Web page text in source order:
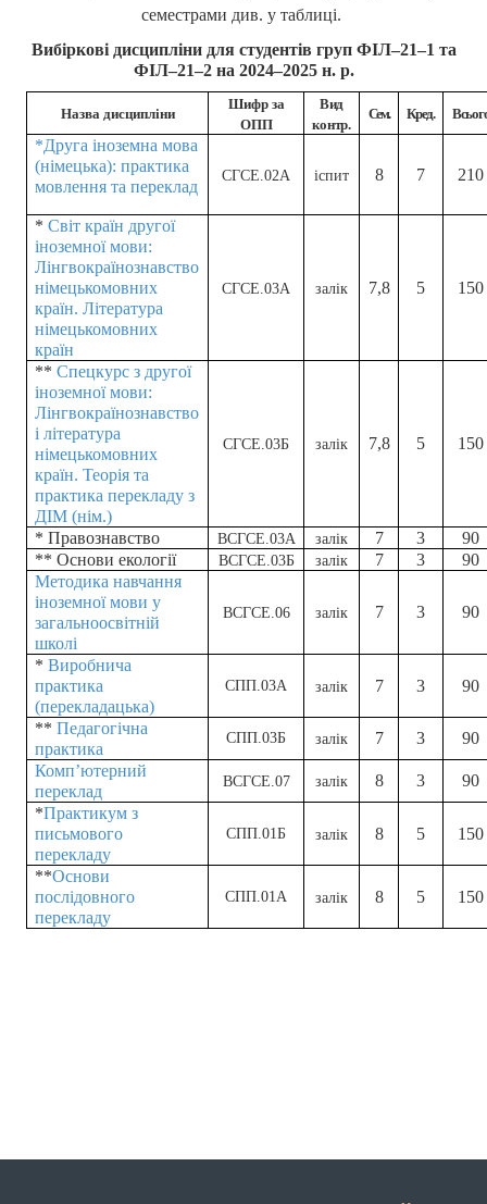
семестрами див. у таблиці.
Вибіркові дисципліни для студентів груп ФІЛ–21–1 та
ФІЛ–21–2 на 2024–2025 н. р.
Назва дисципліни
Шифр за
ОПП
Вид
контр.
Сем. Кред.
*Друга іноземна мова
(німецька): практика
мовлення та переклад
СГСЕ.02А іспит 8 7 210
*Світ країн другої
іноземної мови:
Лінгвокраїнознавство
німецькомовних
країн. Література
німецькомовних
країн
СГСЕ.03А залік 7,8 5 150
**Спецкурс з другої
іноземної мови:
Лінгвокраїнознавство
і література
німецькомовних
країн. Теорія та
практика перекладу з
ДІМ (нім.)
СГСЕ.03Б залік 7,8 5 150
* Правознавство ВСГСЕ.03А залік 7 3
90
** Основи екології
ВСГСЕ.03Б залік 7 3
90
Методика навчання
іноземної мови у
загальноосвітній
школі
ВСГСЕ.06 залік 7 3 90
*Виробнича
практика
(перекладацька)
СПП.03А залік 7 3 90
**Педагогічна
практика
СПП.03Б залік 7 3
90
Комп’ютерний
переклад
ВСГСЕ.07 залік 8 3
90
*Практикум з
письмового
перекладу
СПП.01Б залік 8 5 150
**Основи
послідовного
перекладу
СПП.01А залік 8 5 150